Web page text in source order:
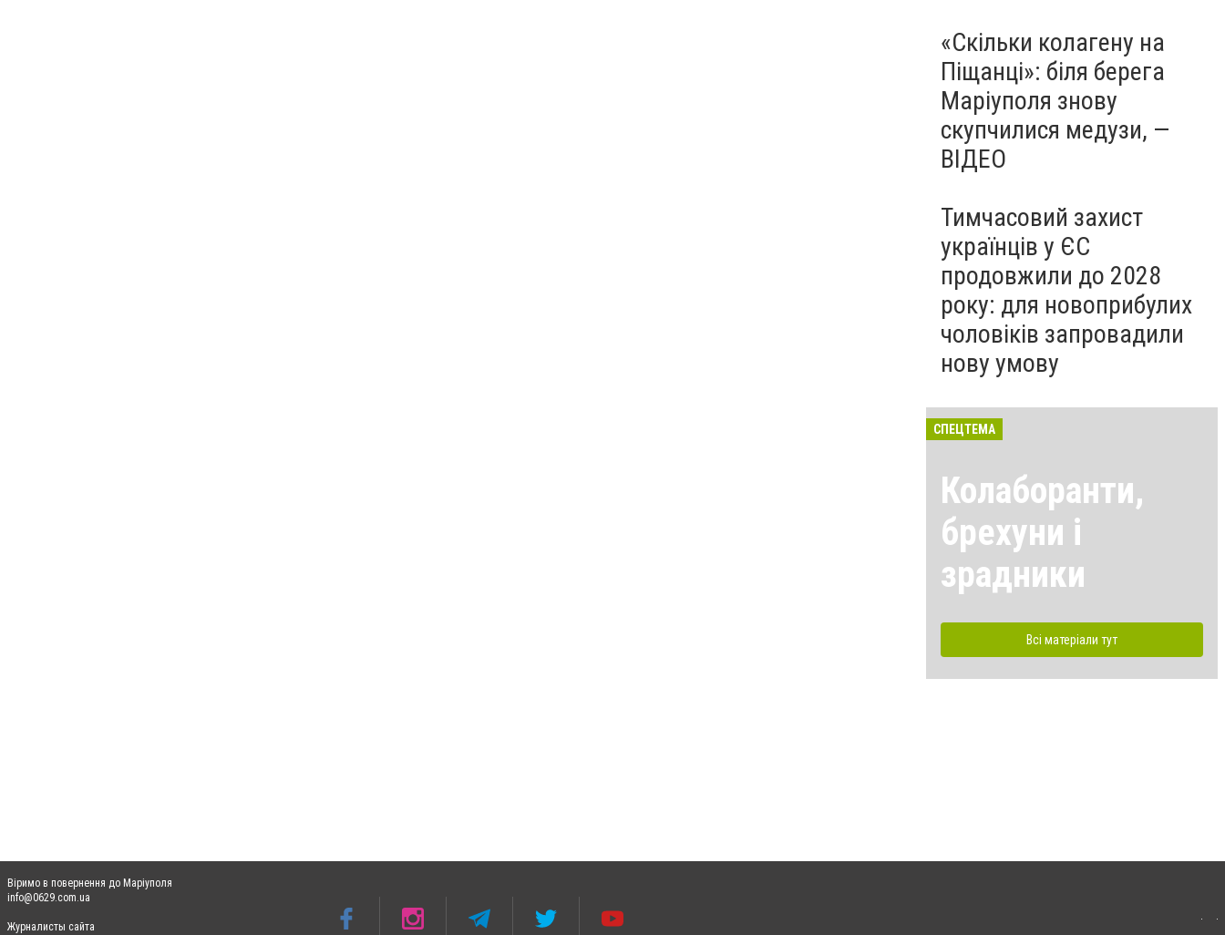
«Скільки колагену на
Піщанці»: біля берега
Маріуполя знову
скупчилися медузи, —
ВІДЕО
Тимчасовий захист
українців у ЄС
продовжили до 2028
року: для новоприбулих
чоловіків запровадили
нову умову
СПЕЦТЕМА
Колаборанти,
брехуни і
зрадники
Всі матеріали тут
Віримо в повернення до Маріуполя
info@0629.com.ua
Журналисты сайта